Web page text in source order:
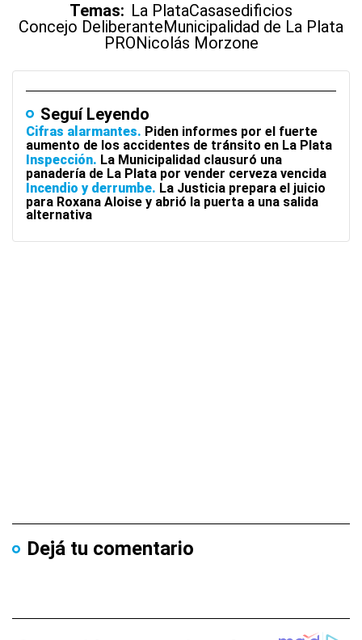
Temas: La PlataCasasedificios
Concejo DeliberanteMunicipalidad de La Plata
PRONicolás Morzone
Seguí Leyendo
Cifras alarmantes Piden informes por el fuerte
aumento de los accidentes de tránsito en La Plata
Inspección La Municipalidad clausuró una
panadería de La Plata por vender cerveza vencida
Incendio y derrumbe La Justicia prepara el juicio
para Roxana Aloise y abrió la puerta a una salida
alternativa
Dejá tu comentario